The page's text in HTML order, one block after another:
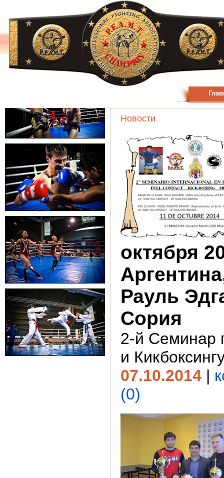
Новости
октября
Рауль
Сория
2-й Семинар
и
07.10.2014 |
(0)